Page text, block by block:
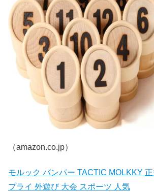
（amazon.co.jp）
モルック バンパー TACTIC MOLKKY
プライ 外遊び 大会 スポーツ 人気